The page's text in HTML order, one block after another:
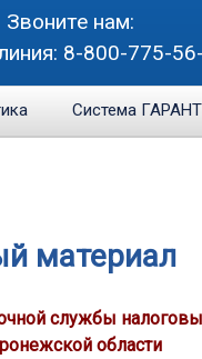
Звоните нам:
8-800-775-
Система ГАРАНТ
материал
службы
области